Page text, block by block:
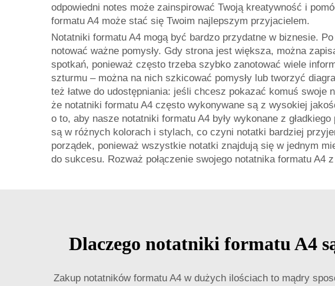
odpowiedni notes może zainspirować Twoją kreatywność i
formatu A4 może stać się Twoim najlepszym przyjacielem.
Notatniki formatu A4 mogą być bardzo przydatne w biznesie.
notować ważne pomysły. Gdy strona jest większa, można
spotkań, ponieważ często trzeba szybko zanotować wiele
szturmu – można na nich szkicować pomysły lub tworzyć
też łatwe do udostępniania: jeśli chcesz pokazać komuś
że notatniki formatu A4 często wykonywane są z wysokiej
o to, aby nasze notatniki formatu A4 były wykonane z
są w różnych kolorach i stylach, co czyni notatki bardziej
porządek, ponieważ wszystkie notatki znajdują się w jednym
do sukcesu. Rozważ połączenie swojego notatnika formatu A4
Dlaczego notatniki formatu A4
Zakup notatników formatu A4 w dużych ilościach to mądry